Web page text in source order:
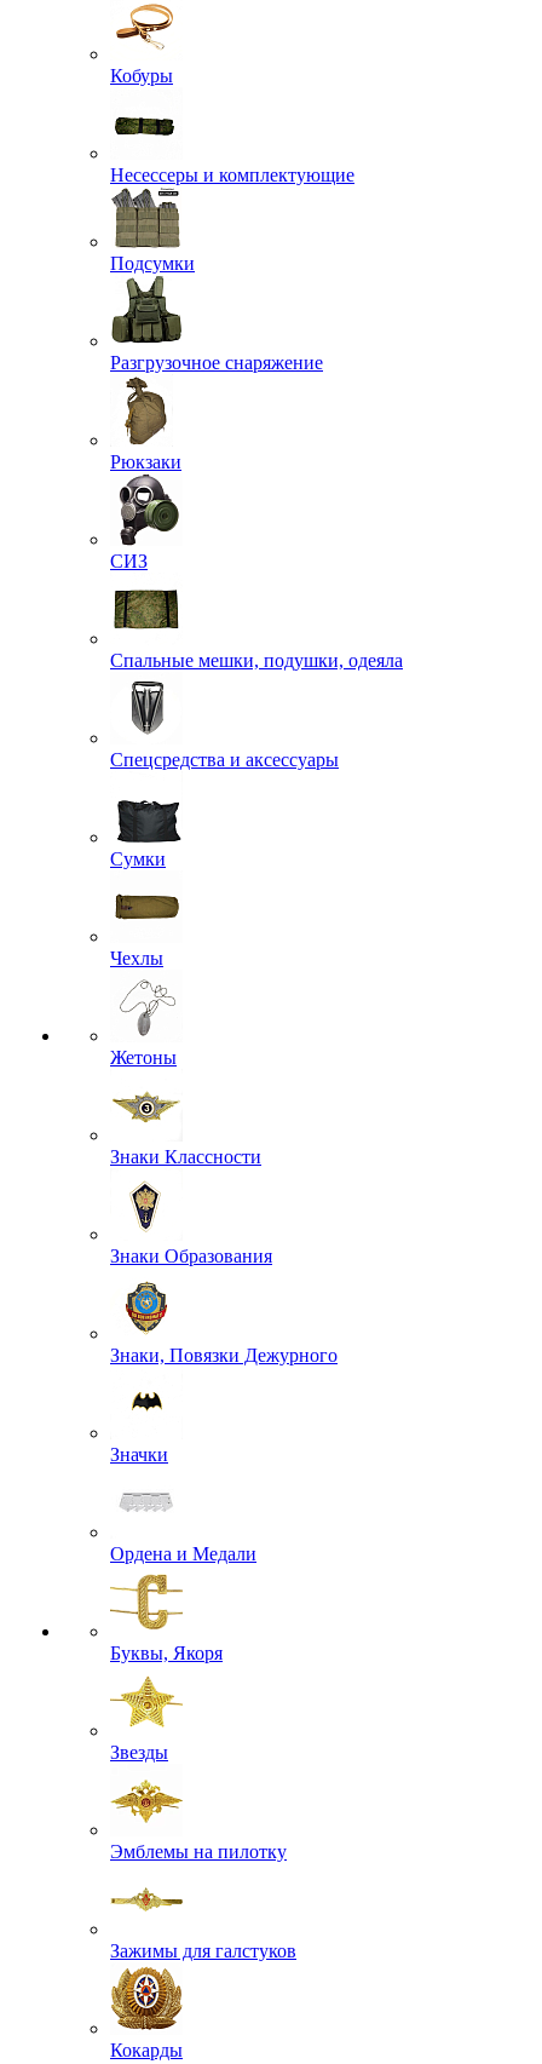
Кобуры
Несессеры и комплектующие
Подсумки
Разгрузочное снаряжение
Рюкзаки
СИЗ
Спальные мешки, подушки, одеяла
Спецсредства и аксессуары
Сумки
Чехлы
Жетоны
Знаки Классности
Знаки Образования
Знаки, Повязки Дежурного
Значки
Ордена и Медали
Буквы, Якоря
Звезды
Эмблемы на пилотку
Зажимы для галстуков
Кокарды